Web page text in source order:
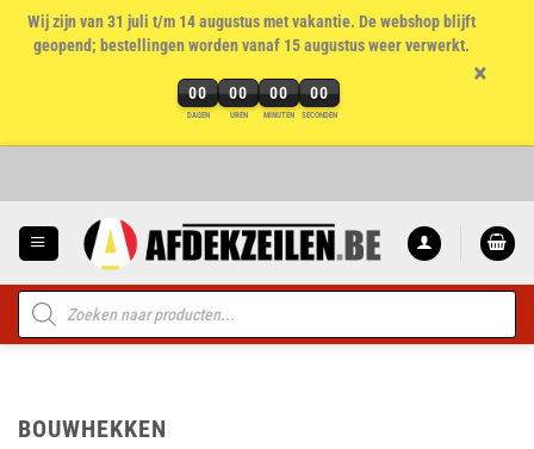
Wij zijn van 31 juli t/m 14 augustus met vakantie. De webshop blijft
geopend; bestellingen worden vanaf 15 augustus weer verwerkt.
00
DAGEN
00
UREN
00
MINUTEN
00
SECONDEN
×
Producten
zoeken
BOUWHEKKEN